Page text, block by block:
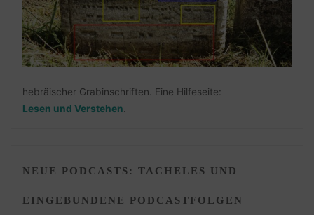
hebräischer Grabinschriften. Eine Hilfeseite:
Lesen und Verstehen.
NEUE PODCASTS: TACHELES UND
EINGEBUNDENE PODCASTFOLGEN